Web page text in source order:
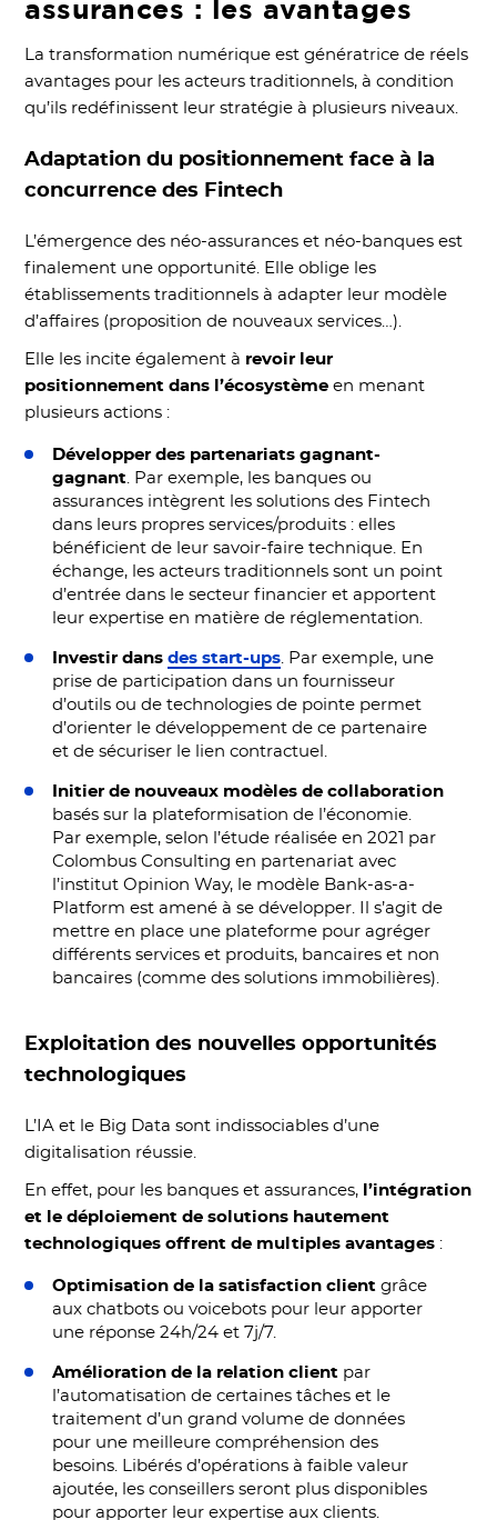
assurances : les avantages
La transformation numérique est génératrice de réels
avantages pour les acteurs traditionnels, à condition
qu’ils redéfinissent leur stratégie à plusieurs niveaux.
Adaptation du positionnement face à la
concurrence des Fintech
L’émergence des néo-assurances et néo-banques est
finalement une opportunité. Elle oblige les
établissements traditionnels à adapter leur modèle
d’affaires (proposition de nouveaux services…).
Elle les incite également à revoir leur
positionnement dans l’écosystème en menant
plusieurs actions :
Développer des partenariats gagnant-
gagnant . Par exemple, les banques ou
assurances intègrent les solutions des Fintech
dans leurs propres services/produits : elles
bénéficient de leur savoir-faire technique. En
échange, les acteurs traditionnels sont un point
d’entrée dans le secteur financier et apportent
leur expertise en matière de réglementation.
Investir dansdes start-ups . Par exemple, une
prise de participation dans un fournisseur
d’outils ou de technologies de pointe permet
d’orienter le développement de ce partenaire
et de sécuriser le lien contractuel.
Initier de nouveaux modèles de collaboration
basés sur la plateformisation de l’économie.
Par exemple, selon l’étude réalisée en 2021 par
Colombus Consulting en partenariat avec
l’institut Opinion Way, le modèle Bank-as-a-
Platform est amené à se développer. Il s’agit de
mettre en place une plateforme pour agréger
différents services et produits, bancaires et non
bancaires (comme des solutions immobilières).
Exploitation des nouvelles opportunités
technologiques
L’IA et le Big Data sont indissociables d’une
digitalisation réussie.
En effet, pour les banques et assurances, l’intégration
et le déploiement de solutions hautement
technologiques offrent de multiples avantages :
Optimisation de la satisfaction client grâce
aux chatbots ou voicebots pour leur apporter
une réponse 24h/24 et 7j/7.
Amélioration de la relation client par
l’automatisation de certaines tâches et le
traitement d’un grand volume de données
pour une meilleure compréhension des
besoins. Libérés d’opérations à faible valeur
ajoutée, les conseillers seront plus disponibles
pour apporter leur expertise aux clients.